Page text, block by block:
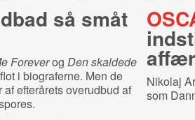
så småt
Foreverog Den skaldede
i biograferne. Men de
efterårets overudbud af
Nikolaj
som